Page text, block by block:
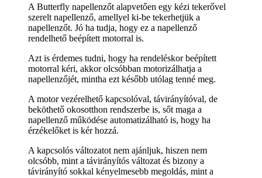
A Butterfly napellenzőt alapvetően egy kézi tekerővel
szerelt napellenző, amellyel ki-be tekerhetjük a
napellenzőt. Jó ha tudja, hogy ez a napellenző
rendelhető beépített motorral is.
Azt is érdemes tudni, hogy ha rendeléskor beépített
motorral kéri, akkor olcsóbban motorizálhatja a
napellenzőjét, mintha ezt később utólag tenné meg.
A motor vezérelhető kapcsolóval, távirányítóval, de
beköthető okosotthon rendszerbe is, sőt maga a
napellenző működése automatizálható is, hogy ha
érzékelőket is kér hozzá.
A kapcsolós változatot nem ajánljuk, hiszen nem
olcsóbb, mint a távirányítós változat és bizony a
távirányító sokkal kényelmesebb megoldás, mint a